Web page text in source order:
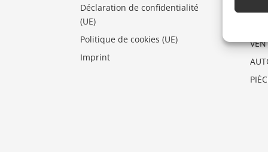
Déclaration de confidentialité
(UE)
Politique de cookies (UE)
Imprint